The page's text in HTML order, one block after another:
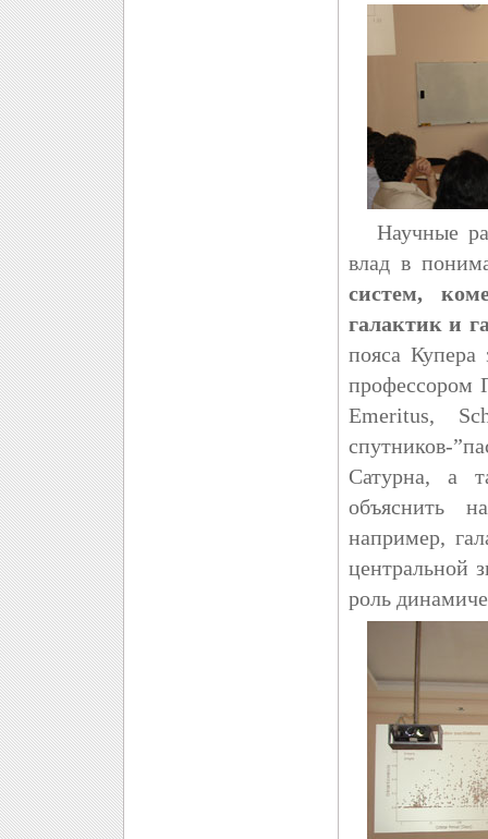
Научные
влад в
систем,
галактик и
пояса
профессором
Emeritus,
спутников-
Сатурна, а
объяснить
например,
центральной
роль